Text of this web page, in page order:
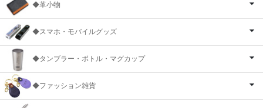
◆革小物
◆スマホ・モバイルグッズ
◆タンブラー・ボトル・マグカップ
◆ファッション雑貨